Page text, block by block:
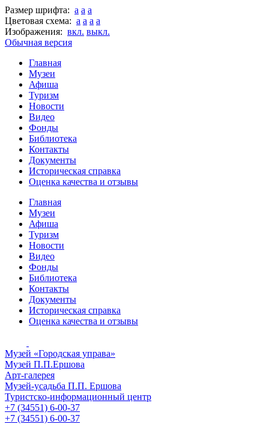
Размер шрифта: a a a
Цветовая схема: a a a a
Изображения: вкл. выкл.
Обычная версия
Главная
Музеи
Афиша
Туризм
Новости
Видео
Фонды
Библиотека
Контакты
Документы
Историческая справка
Оценка качества и отзывы
Главная
Музеи
Афиша
Туризм
Новости
Видео
Фонды
Библиотека
Контакты
Документы
Историческая справка
Оценка качества и отзывы
Музей «Городская управа»
Музей П.П.Ершова
Арт-галерея
Музей-усадьба П.П. Ершова
Туристско-информационный центр
+7 (34551) 6-00-37
+7 (34551) 6-00-37